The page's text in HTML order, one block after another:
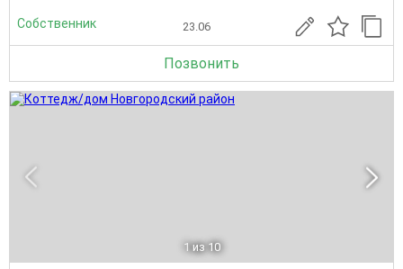
Собственник 23.06
Позвонить
1 из 10